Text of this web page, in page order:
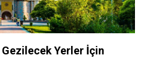
Yerler İçin